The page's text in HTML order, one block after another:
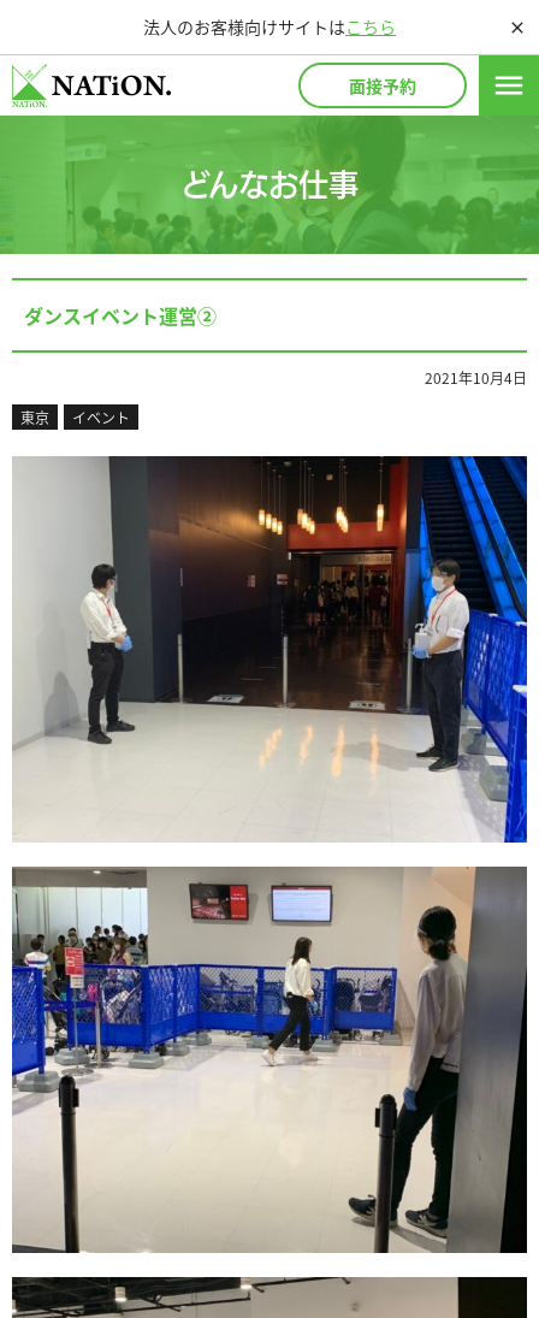
法人のお客様向けサイトはこちら close
面接予約 menu
どんなお仕事
ダンスイベント運営②
2021年10月4日
東京
イベント